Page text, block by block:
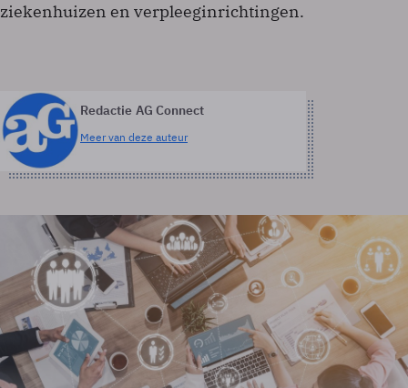
ziekenhuizen en verpleeginrichtingen.
Redactie AG Connect
Meer van deze auteur